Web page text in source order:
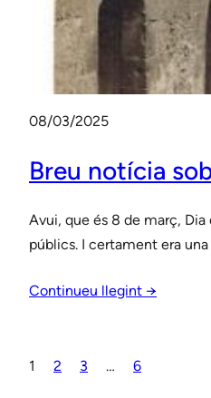
08/03/2025
Breu notícia
Avui, que és 8 de març, Dia
públics. I certament era
Continueu llegint →
1 2 3 … 6